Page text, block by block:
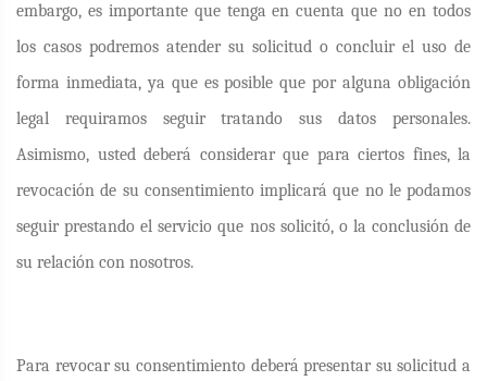
embargo, es importante que tenga en cuenta que no en todos
los casos podremos atender su solicitud o concluir el uso de
forma inmediata, ya que es posible que por alguna obligación
legal requiramos seguir tratando sus datos personales.
Asimismo, usted deberá considerar que para ciertos fines, la
revocación de su consentimiento implicará que no le podamos
seguir prestando el servicio que nos solicitó, o la conclusión de
su relación con nosotros.
Para revocar su consentimiento deberá presentar su solicitud a